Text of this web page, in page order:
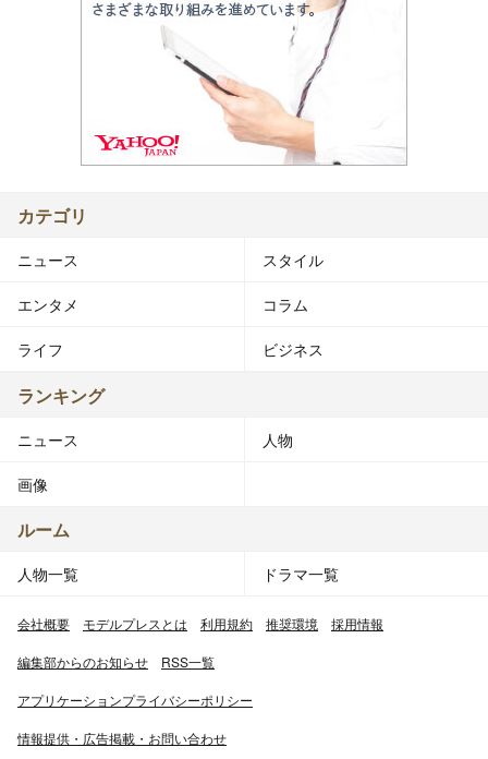
カテゴリ
ニュース スタイル
エンタメ コラム
ライフ ビジネス
ランキング
ニュース 人物
画像
ルーム
人物一覧 ドラマ一覧
会社概要 モデルプレスとは 利用規約 推奨環境 採用情報
編集部からのお知らせ RSS一覧
アプリケーションプライバシーポリシー
情報提供・広告掲載・お問い合わせ